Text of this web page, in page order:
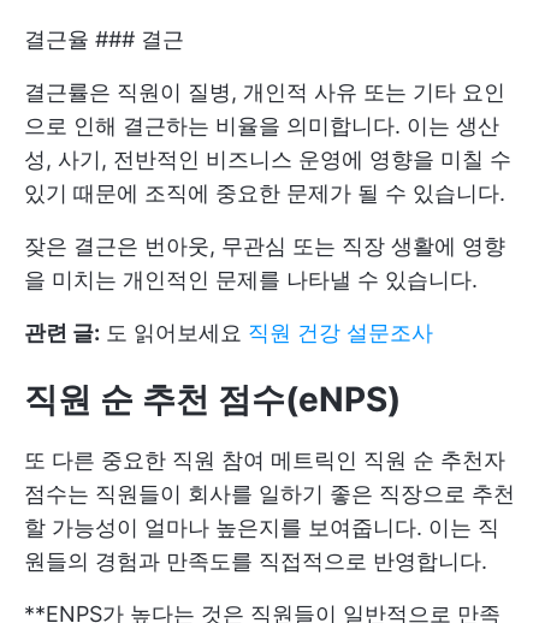
결근율 ### 결근
결근률은 직원이 질병, 개인적 사유 또는 기타 요인
으로 인해 결근하는 비율을 의미합니다. 이는 생산
성, 사기, 전반적인 비즈니스 운영에 영향을 미칠 수
있기 때문에 조직에 중요한 문제가 될 수 있습니다.
잦은 결근은 번아웃, 무관심 또는 직장 생활에 영향
을 미치는 개인적인 문제를 나타낼 수 있습니다.
관련 글: 도 읽어보세요 직원 건강 설문조사
직원 순 추천 점수(eNPS)
또 다른 중요한 직원 참여 메트릭인 직원 순 추천자
점수는 직원들이 회사를 일하기 좋은 직장으로 추천
할 가능성이 얼마나 높은지를 보여줍니다. 이는 직
원들의 경험과 만족도를 직접적으로 반영합니다.
**ENPS가 높다는 것은 직원들이 일반적으로 만족